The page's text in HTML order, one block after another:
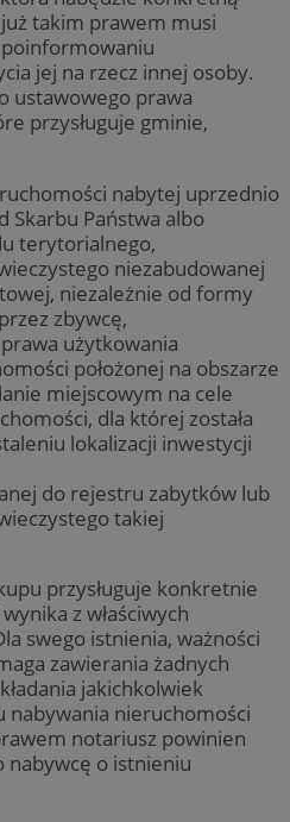
takim prawem musi
jej na rzecz innej osoby.
ustawowego prawa
przysługuje gminie,
nabytej uprzednio
Skarbu Państwa albo
terytorialnego,
niezabudowanej
niezależnie od formy
zbywcę,
użytkowania
położonej na obszarze
miejscowym na cele
dla której została
lokalizacji inwestycji
do rejestru zabytków lub
takiej
przysługuje konkretnie
z właściwych
swego istnienia, ważności
zawierania żadnych
jakichkolwiek
nabywania nieruchomości
notariusz powinien
nabywcę o istnieniu